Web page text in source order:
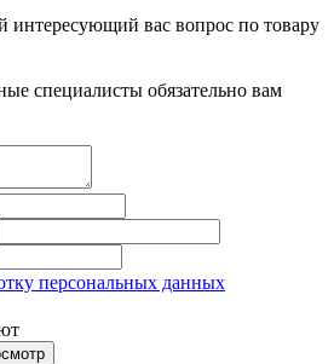
интересующий вас вопрос по товару
специалисты обязательно вам
персональных данных